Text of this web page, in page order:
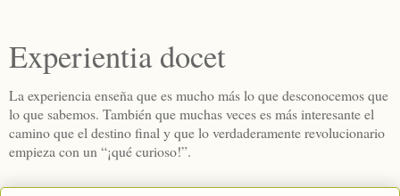
Experientia docet
La experiencia enseña que es mucho más lo que desconocemos que
lo que sabemos. También que muchas veces es más interesante el
camino que el destino final y que lo verdaderamente revolucionario
empieza con un “¡qué curioso!”.